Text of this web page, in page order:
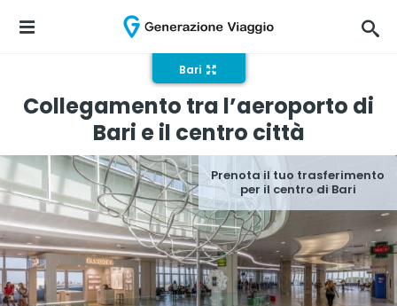
Bari
Collegamento tra l’aeroporto di
Bari e il centro città
Prenota il tuo trasferimento
per il centro di Bari